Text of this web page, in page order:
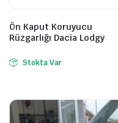
Ön Kaput Koruyucu
Rüzgarlığı Dacia Lodgy
Stokta Var